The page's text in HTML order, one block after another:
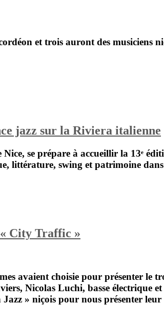
et trois auront des musiciens
jazz sur la Riviera italienne
se prépare à accueillir la 13ᵉ
littérature, swing et patrimoine
City Traffic »
avaient choisie pour présenter le
Nicolas Luchi, basse électrique et
Jazz » niçois pour nous présenter